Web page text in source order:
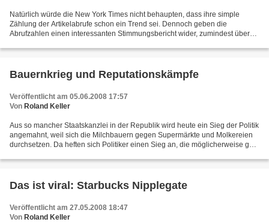
Natürlich würde die New York Times nicht behaupten, dass ihre simple
Zählung der Artikelabrufe schon ein Trend sei. Dennoch geben die
Abrufzahlen einen interessanten Stimmungsbericht wider, zumindest über
Bauernkrieg und Reputationskämpfe
Veröffentlicht am 05.06.2008 17:57
Von Roland Keller
Aus so mancher Staatskanzlei in der Republik wird heute ein Sieg der Politik
angemahnt, weil sich die Milchbauern gegen Supermärkte und Molkereien
durchsetzen. Da heften sich Politiker einen Sieg an, die möglicherweise gar
Das ist viral: Starbucks Nipplegate
Veröffentlicht am 27.05.2008 18:47
Von Roland Keller